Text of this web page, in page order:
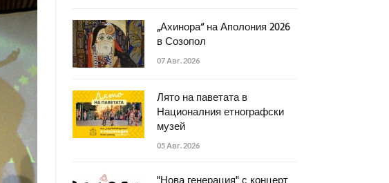
„Ахинора“ на Аполония 2026
в Созопол
07 Авг. 2026
Лято на паветата в
Националния етнографски
музей
05 Авг. 2026